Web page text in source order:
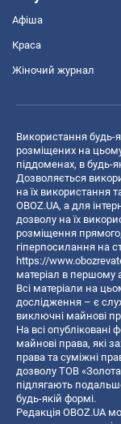
Афіша
Краса
Жіночий журнал
Використання будь-
розміщених на
піддоменах, в будь-
Дозволяється
на їх використання
OBOZ.UA, а для
дозволу на їх
розміщення
гіперпосилання на
https://
матеріал в першому
Всі матеріали на
дослідження – є
виключні майнові
На всі опубліковані
майнові права, які
права та суміжні
дозволу ТОВ
підлягають
будь-якій формі.
Редакція OBOZ.UA